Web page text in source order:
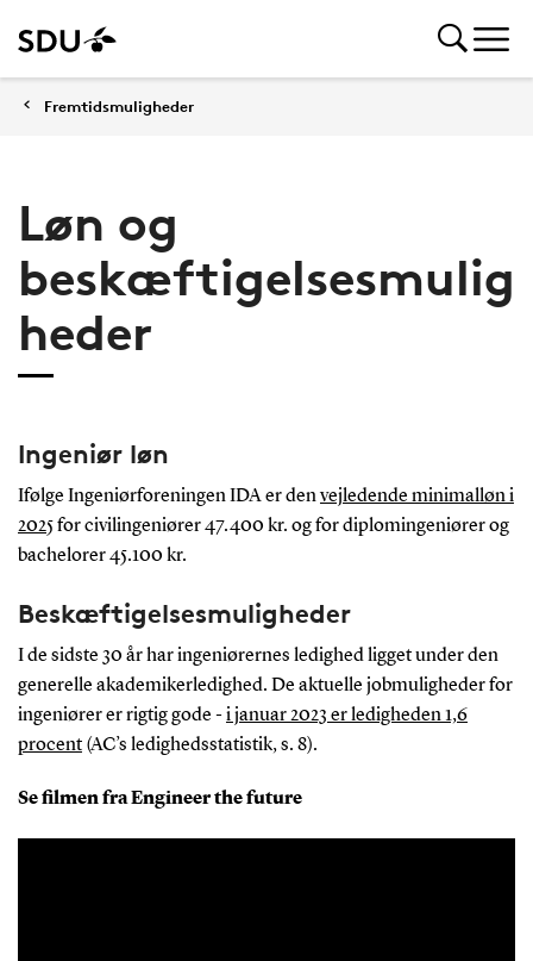
Fremtidsmuligheder
Løn og
beskæftigelsesmulig
heder
Ingeniør løn
Ifølge IngeniørforeningenIDA er denvejledende minimalløn i
2025for civilingeniører 47.400 kr. og for diplomingeniører og
bachelorer 45.100 kr.
Beskæftigelsesmuligheder
I de sidste 30 år har ingeniørernes ledighed ligget under den
generelle akademikerledighed. De aktuelle jobmuligheder for
ingeniører er rigtig gode -i januar 2023 er ledigheden 1,6
procent(AC’s ledighedsstatistik, s. 8).
Se filmen fra Engineer the future